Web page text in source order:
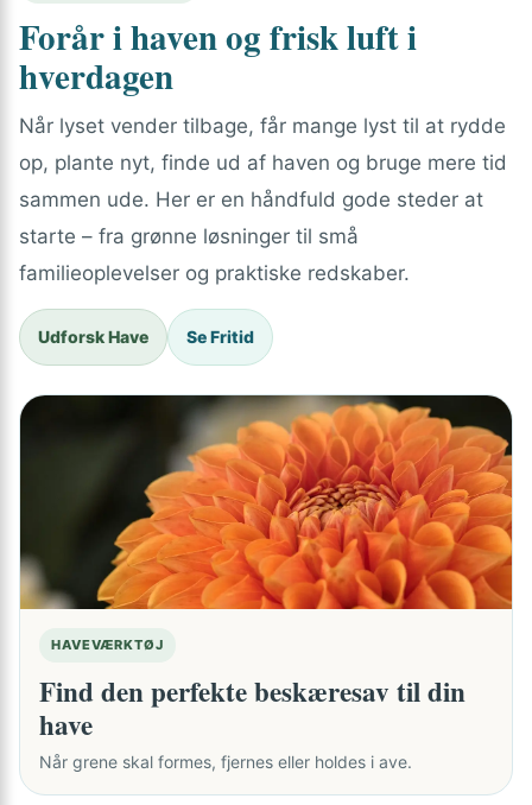
Forår i haven og frisk luft i
hverdagen
Når lyset vender tilbage, får mange lyst til at rydde
op, plante nyt, finde ud af haven og bruge mere tid
sammen ude. Her er en håndfuld gode steder at
starte – fra grønne løsninger til små
familieoplevelser og praktiske redskaber.
Udforsk Have Se Fritid
HAVEVÆRKTØJ
Find den perfekte beskæresav til din
have
Når grene skal formes, fjernes eller holdes i ave.